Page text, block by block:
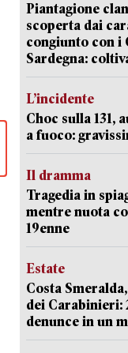
Piantagione
scoperta dai
congiunto con i
Sardegna:
L’incidente
Choc sulla 131,
a fuoco:
Il dramma
Tragedia in
mentre nuota
19enne
Estate
Costa
dei Carabinieri:
denunce in un